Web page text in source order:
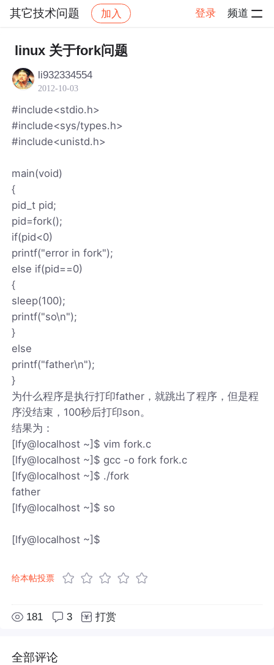
其它技术问题 加入 登录 频道
社区 其它技术问题
linux 关于fork问题
li932334554
2012-10-03
#include<stdio.h>
#include<sys/types.h>
#include<unistd.h>
main(void)
{
pid_t pid;
pid=fork();
if(pid<0)
printf("error in fork");
else if(pid==0)
{
sleep(100);
printf("so\n");
}
else
printf("father\n");
}
为什么程序是执行打印father，就跳出了程序，但是程
序没结束，100秒后打印son。
结果为：
[lfy@localhost ~]$ vim fork.c
[lfy@localhost ~]$ gcc -o fork fork.c
[lfy@localhost ~]$ ./fork
father
[lfy@localhost ~]$ so
[lfy@localhost ~]$
给本帖投票
181 3 打赏
全部评论